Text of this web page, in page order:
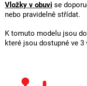
Vložky v obuvi se
nebo pravidelně střídat.
K tomuto modelu jsou
které jsou dostupné ve 3